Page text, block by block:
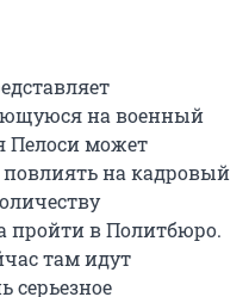
на военный
Пелоси может
повлиять на кадровый
пройти в Политбюро.
там идут
серьезное